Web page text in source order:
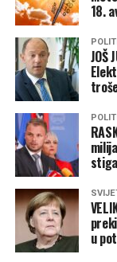
18.
JOŠ
u